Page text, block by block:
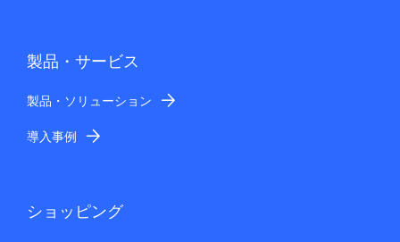
製品・サービス
製品・ソリューション
導入事例
ショッピング